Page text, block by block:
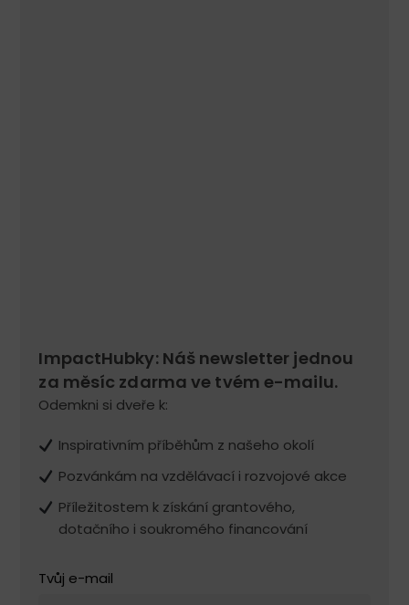
ImpactHubky: Náš newsletter jednou
za měsíc zdarma ve tvém e-mailu.
Odemkni si dveře k:
Inspirativním příběhům z našeho okolí
Pozvánkám na vzdělávací i rozvojové akce
Příležitostem k získání grantového,
dotačního i soukromého financování
Tvůj e-mail